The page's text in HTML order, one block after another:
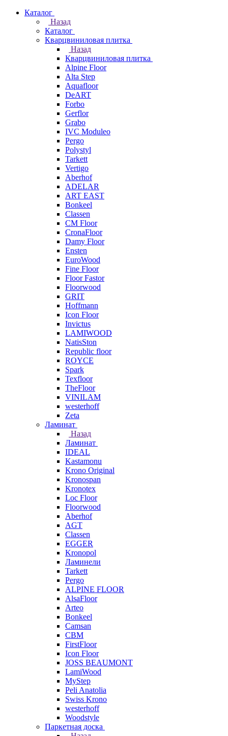
Каталог
Назад
Каталог
Кварцвиниловая плитка
Назад
Кварцвиниловая плитка
Alpine Floor
Alta Step
Aquafloor
DeART
Forbo
Gerflor
Grabo
IVC Moduleo
Pergo
Polystyl
Tarkett
Vertigo
Aberhof
ADELAR
ART EAST
Bonkeel
Classen
CM Floor
CronaFloor
Damy Floor
Ensten
EuroWood
Fine Floor
Floor Fastor
Floorwood
GRIT
Hoffmann
Icon Floor
Invictus
LAMIWOOD
NatisSton
Republic floor
ROYCE
Spark
Texfloor
TheFloor
VINILAM
westerhoff
Zeta
Ламинат
Назад
Ламинат
IDEAL
Kastamonu
Krono Original
Kronospan
Kronotex
Loc Floor
Floorwood
Aberhof
AGT
Classen
EGGER
Kronopol
Ламинели
Tarkett
Pergo
ALPINE FLOOR
AlsaFloor
Arteo
Bonkeel
Camsan
CBM
FirstFloor
Icon Floor
JOSS BEAUMONT
LamiWood
MyStep
Peli Anatolia
Swiss Krono
westerhoff
Woodstyle
Паркетная доска